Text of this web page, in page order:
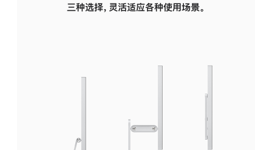
三种选择，灵活适应各种使用场景。